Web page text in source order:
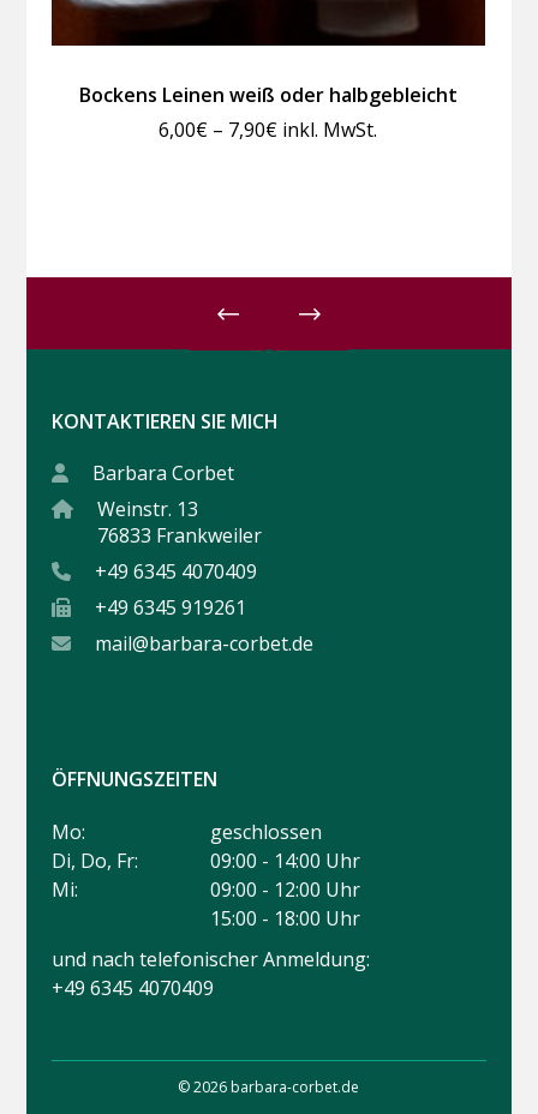
Bockens Leinen weiß oder halbgebleicht
6,00€ – 7,90€Preisspanne:
inkl. MwSt.
KONTAKTIEREN SIE MICH
Barbara Corbet
Weinstr. 13
76833 Frankweiler
+49 6345 4070409
+49 6345 919261
mail@barbara-corbet.de
ÖFFNUNGSZEITEN
Mo:
geschlossen
Di, Do, Fr:
09:00 - 14:00 Uhr
Mi:
09:00 - 12:00 Uhr
15:00 - 18:00 Uhr
und nach telefonischer Anmeldung:
+49 6345 4070409
© 2026 barbara-corbet.de